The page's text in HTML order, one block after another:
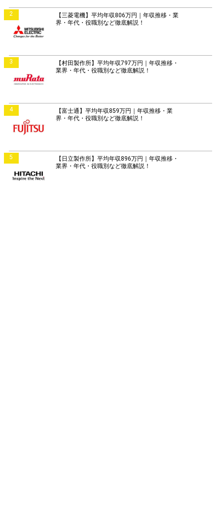
2
【三菱電機】平均年収806万円｜年収推移・業
界・年代・役職別など徹底解説！
3
【村田製作所】平均年収797万円｜年収推移・
業界・年代・役職別など徹底解説！
4
【富士通】平均年収859万円｜年収推移・業
界・年代・役職別など徹底解説！
5
【日立製作所】平均年収896万円｜年収推移・
業界・年代・役職別など徹底解説！